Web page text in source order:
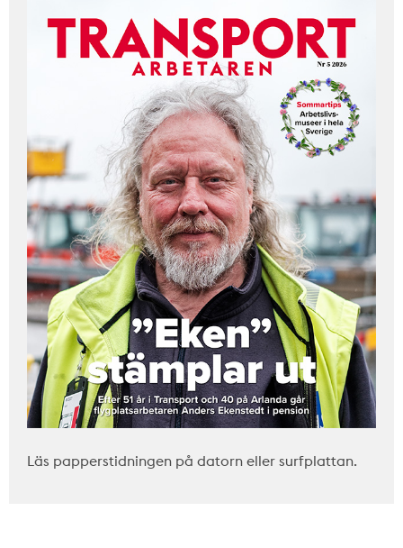
Läs papperstidningen på datorn eller surfplattan.